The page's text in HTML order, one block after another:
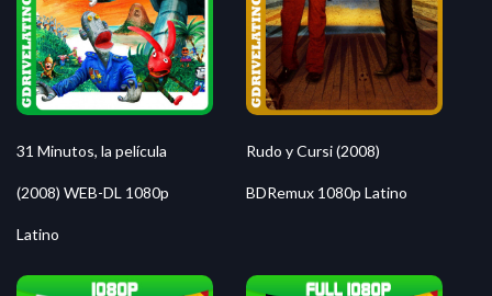
31 Minutos, la película
(2008) WEB-DL 1080p
Latino
Rudo y Cursi (2008)
BDRemux 1080p Latino